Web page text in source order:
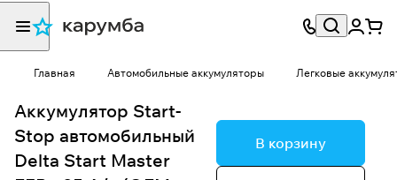
Главная Автомобильные аккумуляторы Легковые
Аккумулятор Start-
Stop автомобильный
Delta Start Master
В корзину